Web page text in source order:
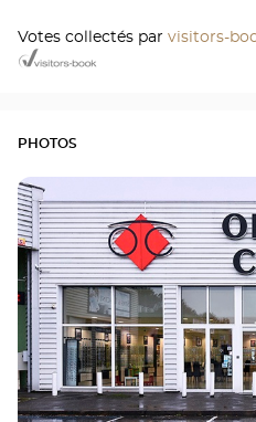
Votes collectés par visitors-
PHOTOS